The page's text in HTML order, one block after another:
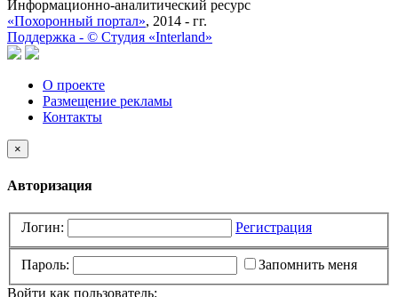
Информационно-аналитический ресурс
«Похоронный портал», 2014 - гг.
Поддержка - © Cтудия «Interland»
О проекте
Размещение рекламы
Контакты
×
Авторизация
Логин: Регистрация
Пароль:
Запомнить меня
Войти как пользователь: